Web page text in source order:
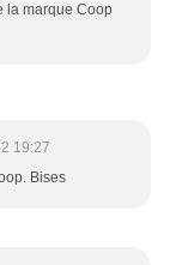
la marque Coop
19:27
Bises